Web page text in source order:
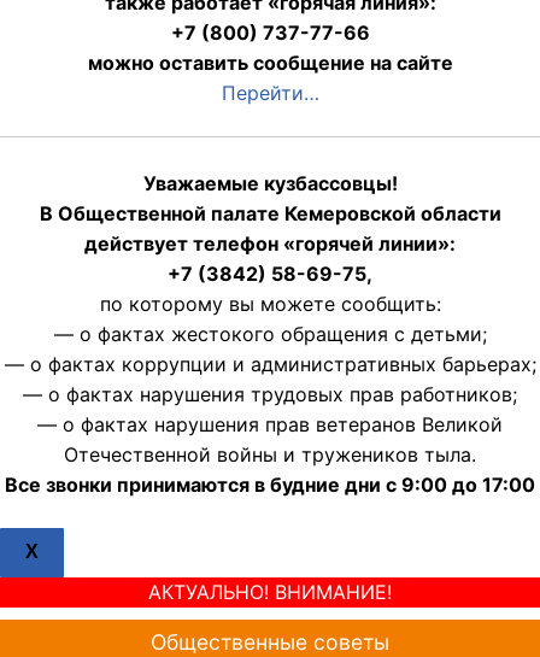
+7 (800) 737-77-66
можно оставить сообщение на сайте
Перейти…
Уважаемые кузбассовцы!
В Общественной палате Кемеровской области
действует телефон «горячей линии»:
+7 (3842) 58-69-75,
по которому вы можете сообщить:
— о фактах жестокого обращения с детьми;
— о фактах коррупции и административных барьерах;
— о фактах нарушения трудовых прав работников;
— о фактах нарушения прав ветеранов Великой
Отечественной войны и тружеников тыла.
Все звонки принимаются в будние дни с 9:00 до 17:00
X
АКТУАЛЬНО! ВНИМАНИЕ!
Общественные советы